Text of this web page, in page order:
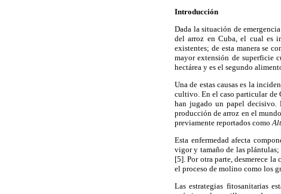
Introducción
Dada la situación de
del arroz en Cuba, el cual es
existentes; de esta manera se
mayor extensión de superficie
hectárea y es el segundo
Una de estas causas es la
cultivo. En el caso particular de
han jugado un papel decisivo
producción de arroz en el
previamente reportados como
Esta enfermedad afecta
vigor y tamaño de las
[5]. Por otra parte, desmerece
el proceso de molino como los
Las estrategias fitosanitarias